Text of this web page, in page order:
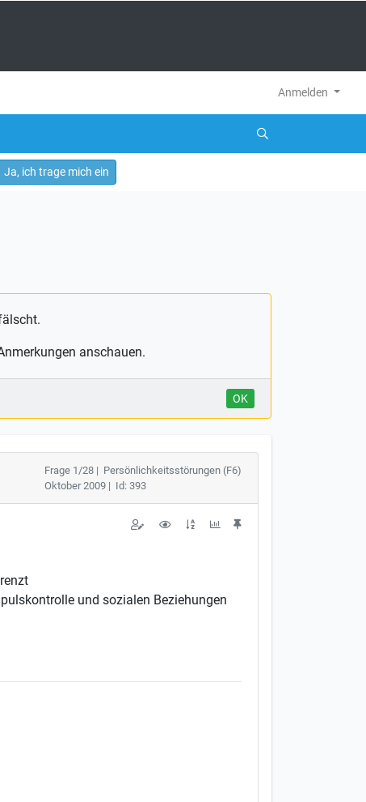
Anmelden
Ja, ich trage mich ein
anschauen.
OK
Frage 1/28 | Persönlichkeitsstörungen (F6)
Oktober 2009 | Id: 393
und sozialen Beziehungen